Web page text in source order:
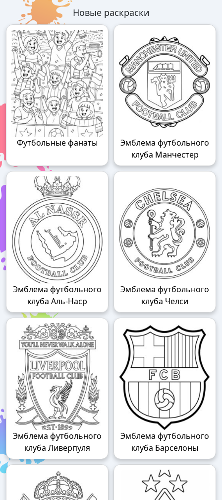
Новые раскраски
Футбольные фанаты
Эмблема футбольного
клуба Манчестер
Эмблема футбольного
клуба Аль-Наср
Эмблема футбольного
клуба Челси
Эмблема футбольного
клуба Ливерпуля
Эмблема футбольного
клуба Барселоны